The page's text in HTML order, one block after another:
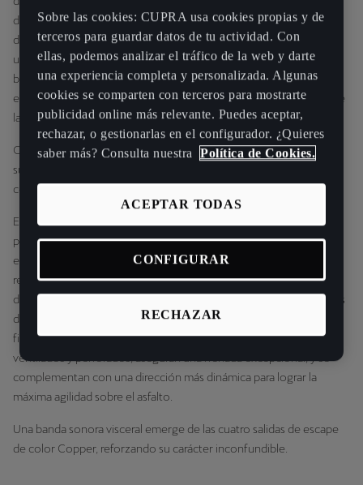
de par máximo, lo que lo convierte en el CUPRA León de tracción
delantera más potente jamás fabricado. Este propulsor se asocia a
una transmisión DSG de doble embrague de siete velocidades y al
bloqueo de diferencial delantero integrado y controlado
electrónicamente (VAQ), que ayuda a ofrecer un mayor control de
la tracción con la máxima entrega de potencia.
Con su rápida aceleración de 0 a 100 km/h en solo 5,3 segundos y
su velocidad máxima sin restricción electrónica, permite a los
conductores experimentar todo su potencial.
El chasis se ha puesto específicamente a punto para ofrecer una
precisión propia de un coche de competición, que además incluye
el control de chasis adaptativo (DCC) para proporcionar una
respuesta en milisegundos y un ajuste personalizado de la firmeza
de los amortiguadores, y el sistema CUPRA Drive Profile de modos
de conducción totalmente configurables. Los frenos delanteros
firmados por Akebono® con pinzas de 6 pistones y discos
ventilados y perforados, aseguran una frenada excepcional, y se
complementan con una dirección más dinámica para lograr la
máxima agilidad sobre el asfalto.
Una banda sonora visceral emerge de las cuatro salidas de escape
de color Copper, reforzando su carácter inconfundible.
Sobre las cookies: CUPRA usa cookies propias y de
terceros para guardar datos de tu actividad. Con
ellas, podemos analizar el tráfico de la web y darte
una experiencia completa y personalizada. Algunas
cookies se comparten con terceros para mostrarte
publicidad online más relevante. Puedes aceptar,
rechazar, o gestionarlas en el configurador. ¿Quieres
saber más? Consulta nuestra
Política de Cookies.
RECHAZAR
ACEPTAR TODAS
CONFIGURAR